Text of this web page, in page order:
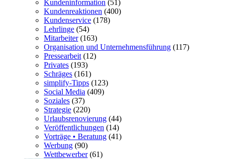
Kundeninformation (51)
Kundenreaktionen (400)
Kundenservice (178)
Lehrlinge (54)
Mitarbeiter(163)
Organisation und Unternehmensführung (117)
Pressearbeit (12)
Privates (193)
Schräges (161)
simplify-Tipps (123)
Social Media (409)
Soziales (37)
Strategie (220)
Urlaubsrenovierung (44)
Veröffentlichungen (14)
Vorträge • Beratung (41)
Werbung (90)
Wettbewerber(61)